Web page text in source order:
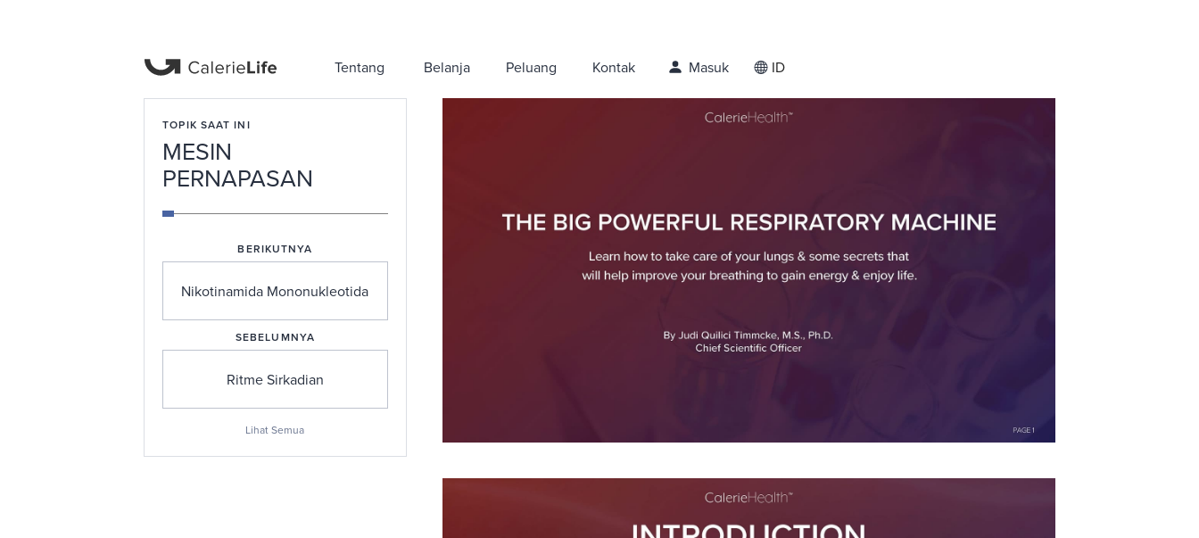
Tentang Belanja Peluang Kontak Masuk ID
TOPIK SAAT INI
MESIN
PERNAPASAN
BERIKUTNYA
Nikotinamida Mononukleotida
SEBELUMNYA
Ritme Sirkadian
Lihat Semua